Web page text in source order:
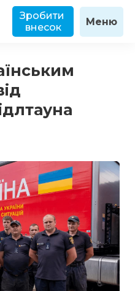
Зробити
внесок
Меню